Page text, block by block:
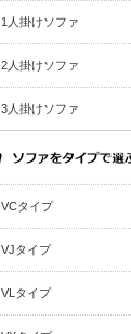
1人掛けソファ
2人掛けソファ
3人掛けソファ
VCタイプ
VJタイプ
VLタイプ